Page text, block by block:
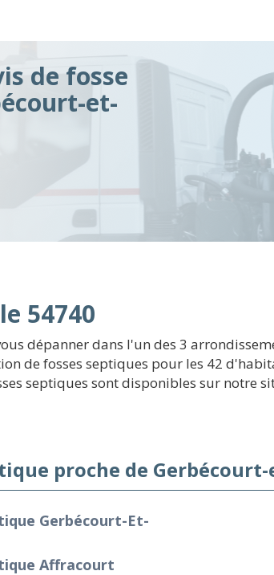
de fosse
et-
54740
dépanner dans l'un des 3
de fosses septiques pour les 42
septiques sont disponibles sur notre
proche de
Gerbécourt-Et-
Affracourt